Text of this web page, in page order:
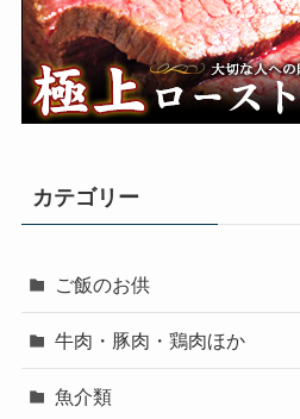
カテゴリー
ご飯のお供
牛肉・豚肉・鶏肉ほか
魚介類